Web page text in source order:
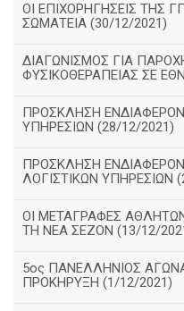
ΟΙ ΕΠΙΧΟΡΗΓΗΣΕΙΣ ΤΗΣ
ΣΩΜΑΤΕΙΑ (30/12/2021)
ΔΙΑΓΩΝΙΣΜΟΣ ΓΙΑ
ΦΥΣΙΚΟΘΕΡΑΠΕΙΑΣ ΣΕ
ΠΡΟΣΚΛΗΣΗ
ΥΠΗΡΕΣΙΩΝ (28/12/2021)
ΠΡΟΣΚΛΗΣΗ
ΛΟΓΙΣΤΙΚΩΝ ΥΠΗΡΕΣΙΩΝ
ΟΙ ΜΕΤΑΓΡΑΦΕΣ
ΤΗ ΝΕΑ ΣΕΖΟΝ (13/12/
5ος ΠΑΝΕΛΛΗΝΙΟΣ
ΠΡΟΚΗΡΥΞΗ (1/12/2021)